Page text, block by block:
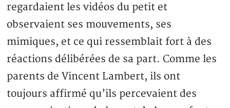
regardaient les vidéos du petit et
observaient ses mouvements, ses
mimiques, et ce qui ressemblait fort à des
réactions délibérées de sa part. Comme les
parents de Vincent Lambert, ils ont
toujours affirmé qu’ils percevaient des